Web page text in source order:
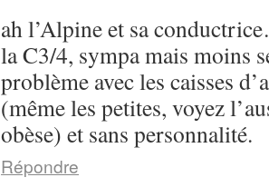
ah l’Alpine et sa
la C3/4, sympa mais moins
problème avec les caisses
(même les petites, voyez
obèse) et sans personnalité.
Répondre